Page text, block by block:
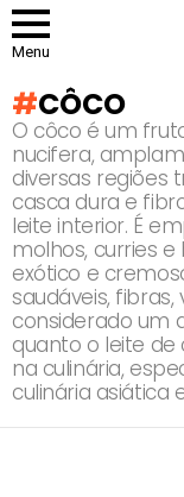
Menu
CÔCO
O côco é um
nucifera,
diversas regiões
casca dura e
leite interior. É
molhos, curries
exótico e
saudáveis,
considerado um
quanto o leite
na culinária,
culinária asiática